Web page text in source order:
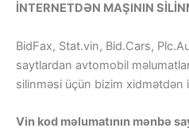
İNTERNETDƏN MAŞININ
BidFax, Stat.vin, Bid.Cars,
saytlardan avtomobil
silinməsi üçün bizim xidmətdən
Vin kod məlumatının mənbə